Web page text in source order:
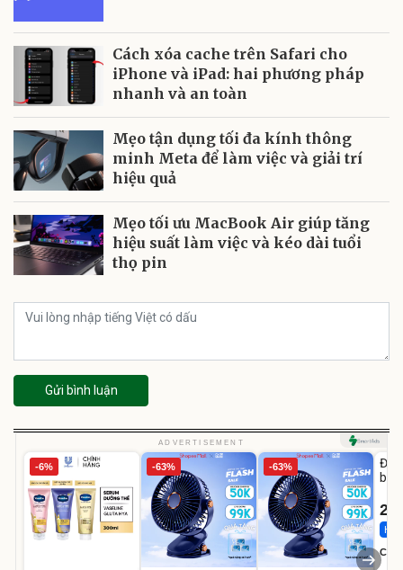
Cách xóa cache trên Safari cho
iPhone và iPad: hai phương pháp
nhanh và an toàn
Mẹo tận dụng tối đa kính thông
minh Meta để làm việc và giải trí
hiệu quả
Mẹo tối ưu MacBook Air giúp tăng
hiệu suất làm việc và kéo dài tuổi
thọ pin
Gửi bình luận
ADVERTISEMENT
-6% -63% -63%
Đai
bé
Hot